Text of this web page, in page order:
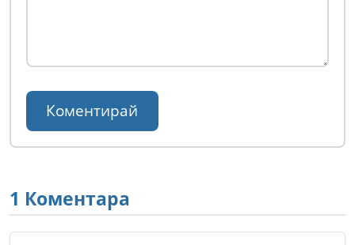
1 Коментара